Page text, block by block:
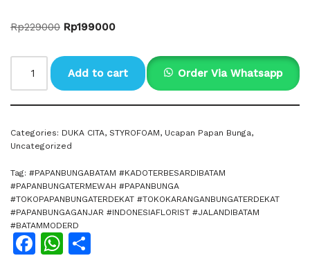
Rp229000 Rp199000
Add to cart Order Via Whatsapp
Categories: DUKA CITA, STYROFOAM, Ucapan Papan Bunga,
Uncategorized
Tag: #PAPANBUNGABATAM #KADOTERBESARDIBATAM
#PAPANBUNGATERMEWAH #PAPANBUNGA
#TOKOPAPANBUNGATERDEKAT #TOKOKARANGANBUNGATERDEKAT
#PAPANBUNGAGANJAR #INDONESIAFLORIST #JALANDIBATAM
#BATAMMODERD
Facebook
WhatsApp